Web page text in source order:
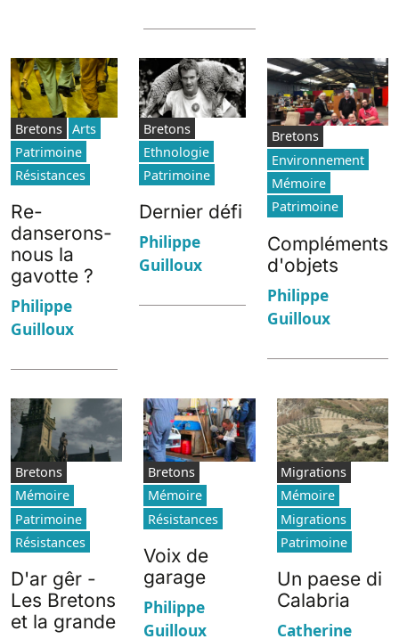
Bretons
Arts
Patrimoine
Résistances
Re-
danserons-
nous la
gavotte ?
Philippe
Guilloux
Bretons
Ethnologie
Patrimoine
Dernier défi
Philippe
Guilloux
Bretons
Environnement
Mémoire
Patrimoine
Compléments
d'objets
Philippe
Guilloux
Bretons
Mémoire
Patrimoine
Résistances
D'ar gêr -
Les Bretons
et la grande
Bretons
Mémoire
Résistances
Voix de
garage
Philippe
Guilloux
Migrations
Mémoire
Migrations
Patrimoine
Un paese di
Calabria
Catherine